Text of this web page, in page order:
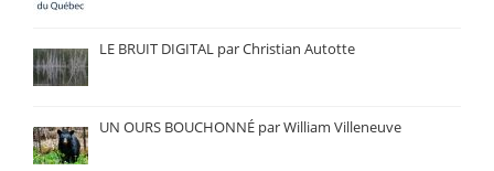
LE BRUIT DIGITAL par Christian Autotte
UN OURS BOUCHONNÉ par William Villeneuve